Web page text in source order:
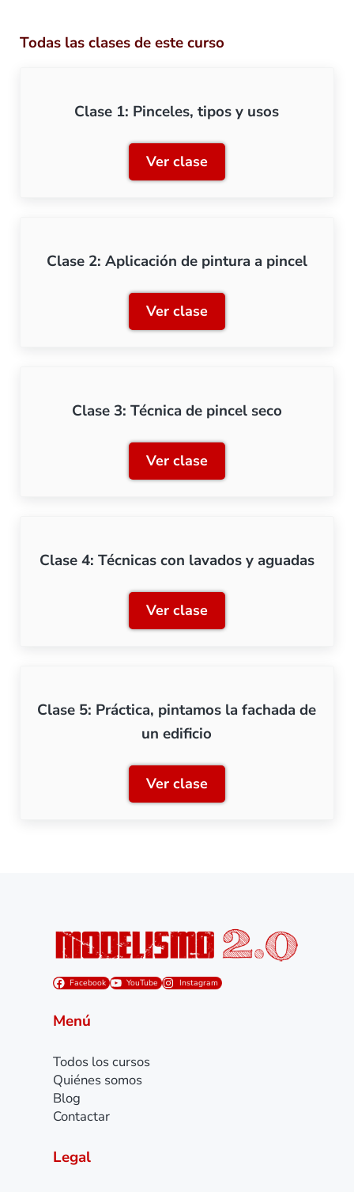
Todas las clases de este curso
Clase 1: Pinceles, tipos y usos
Ver claseClase 1: Pinceles, tipos y
Clase 2: Aplicación de pintura a pincel
Ver claseClase 2: Aplicación de
Clase 3: Técnica de pincel seco
Ver claseClase 3: Técnica de pincel
Clase 4: Técnicas con lavados y aguadas
Ver claseClase 4: Técnicas con
Clase 5: Práctica, pintamos la fachada de
un edificio
Ver claseClase 5: Práctica,
Facebook YouTube Instagram
Menú
Todos los cursos
Quiénes somos
Blog
Contactar
Legal